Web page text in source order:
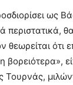
ως
περιστατικά,
ότι
βορειότερα»,
Τουρνάς,